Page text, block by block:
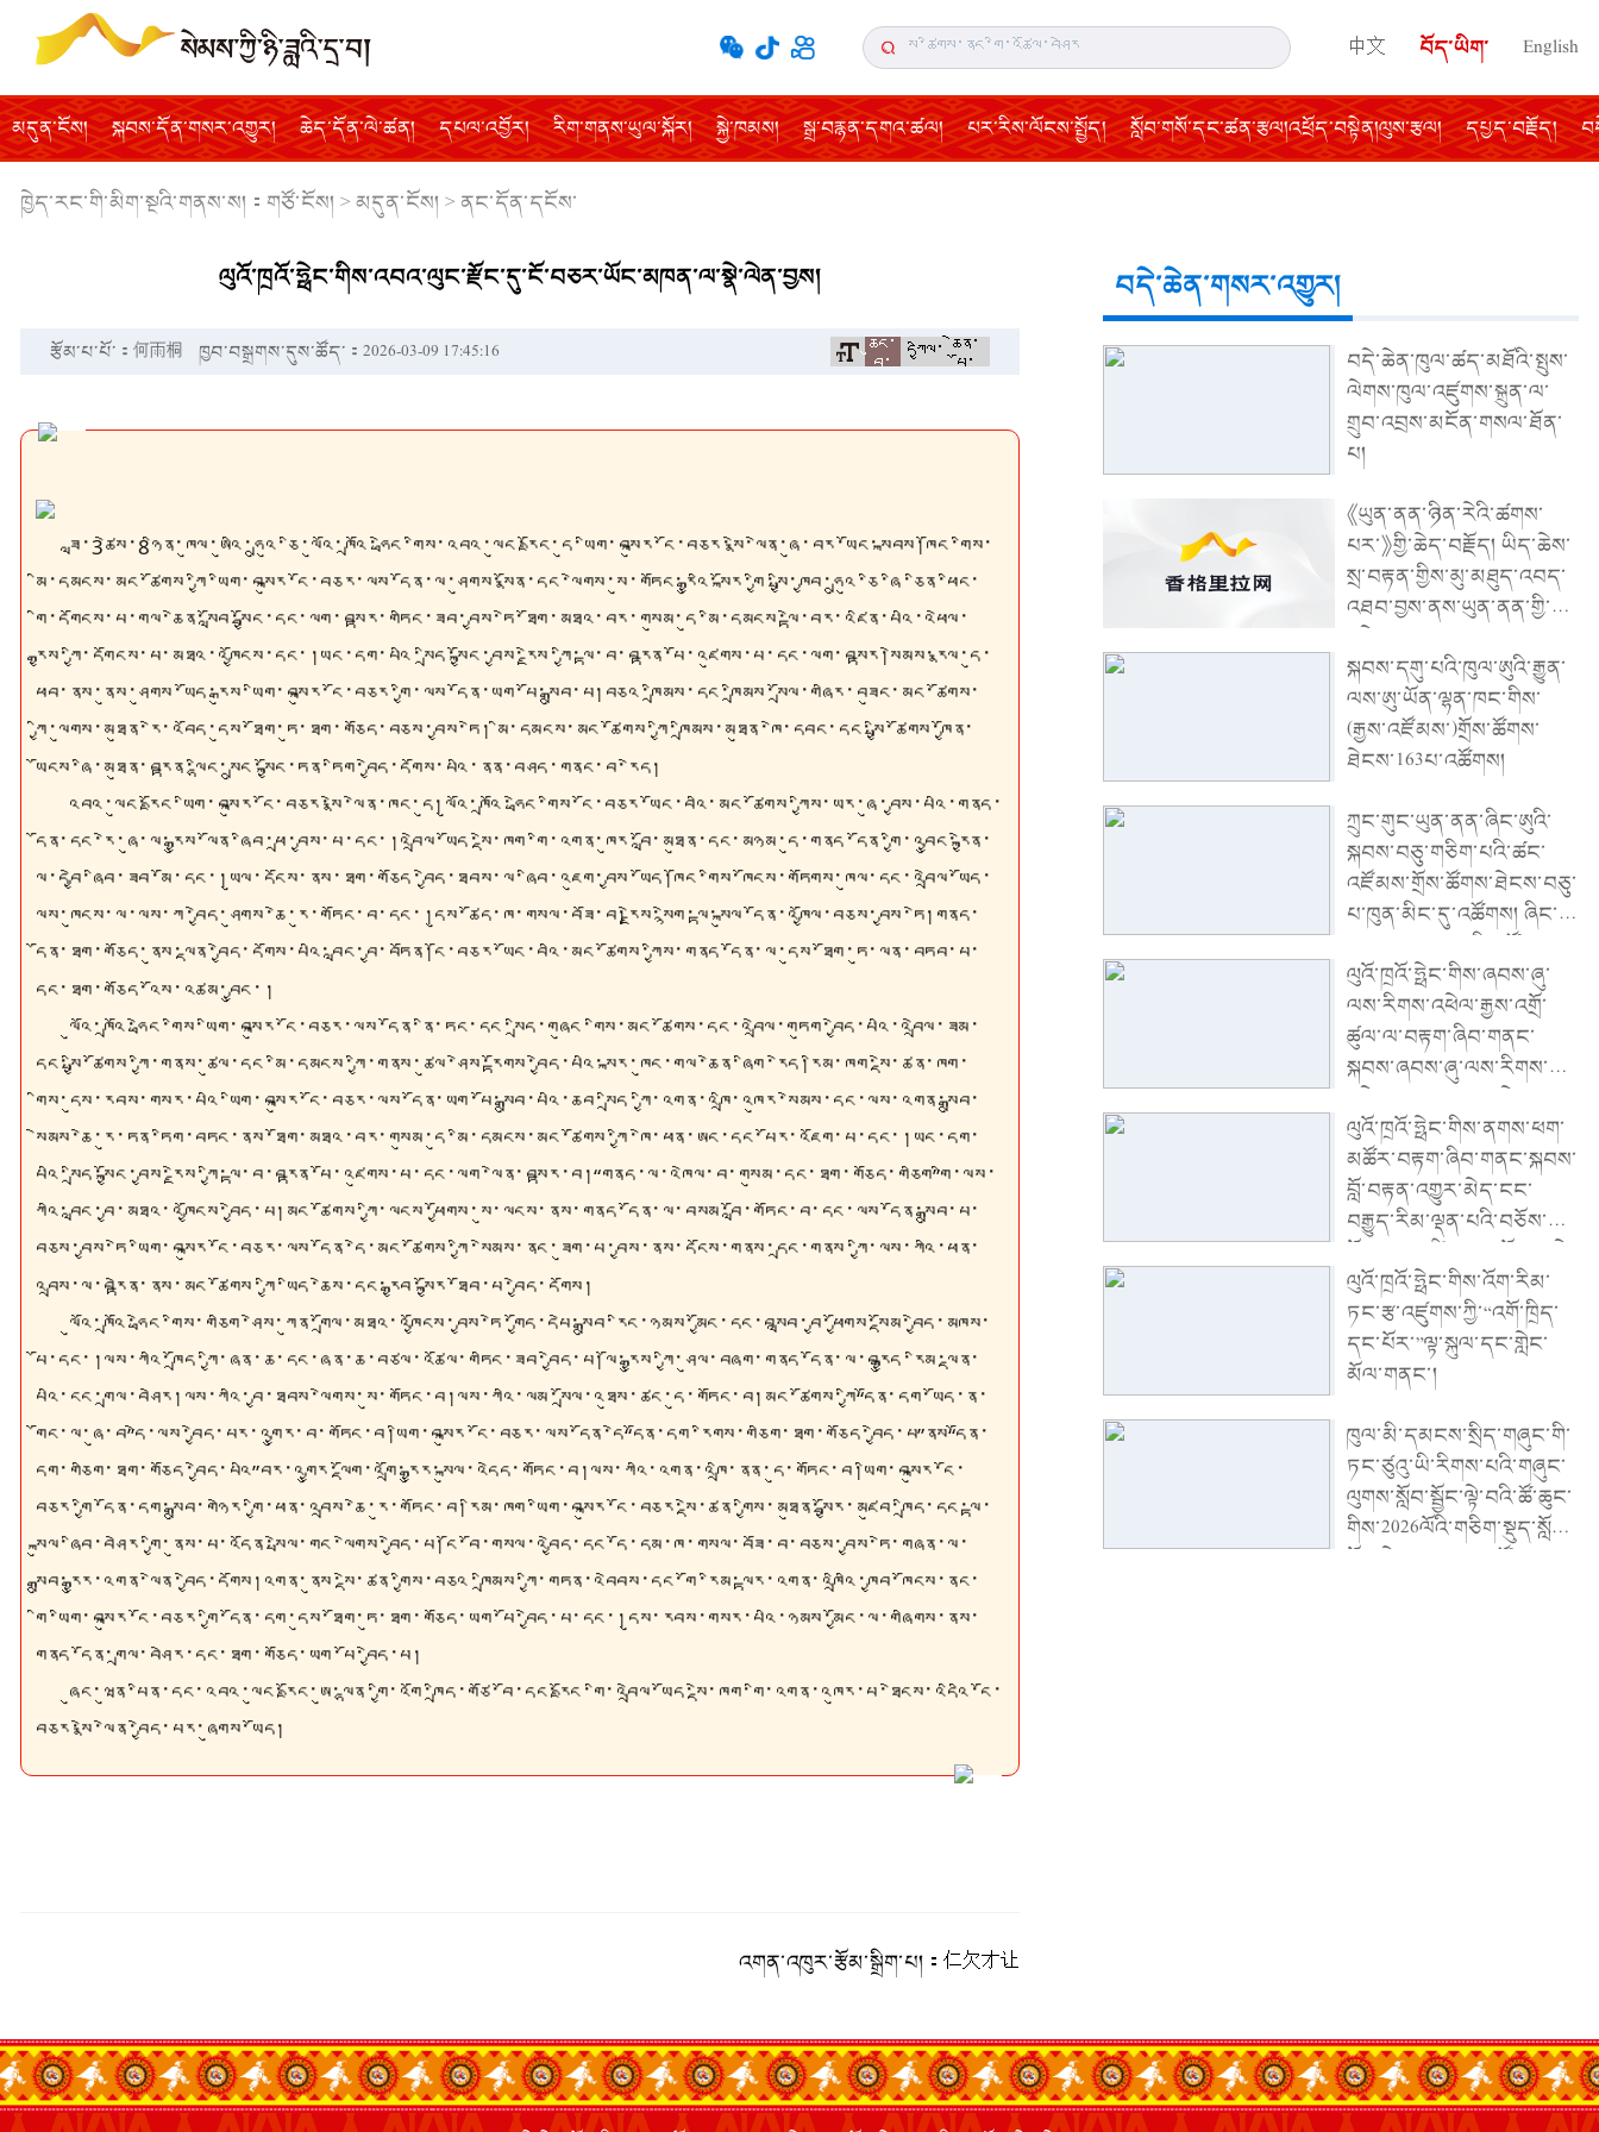
中文 བོད་ཡིག་ English
མདུན་ངོས། སྐབས་དོན་གསར་འགྱུར། ཆེད་དོན་ལེ་ཚན། དཔལ་འབྱོར། རིག་གནས་ཡུལ་སྐོར། སྐྱེ་ཁམས། སྒྲ་བརྙན་དགའ་ཚལ། པར་རིས་ལོངས་སྤྱོད། སློབ་གསོ་དང་ཚན་རྩལ།འཕྲོད་བསྟེན།ལུས་རྩལ། དཔྱད་བརྗོད།
ཁྱེད་རང་གི་མིག་སྔའི་གནས་ས།： གཙོ་ངོས། >མདུན་ངོས། > ནང་དོན་དངོས་
ལུའོ་ཁྲའོ་ཧྥེང་གིས་འབའ་ལུང་རྫོང་དུ་ངོ་བཅར་ཡོང་མཁན་ལ་སྣེ་ལེན་བྱས།
རྩོམ་པ་པོ་：何雨桐 ཁྱབ་བསྒྲགས་དུས་ཚོད་：2026-03-09 17:45:16
ཆུང་
བ་
དཀྱིལ་ ཆེན་
པོ་
ཟླ་3ཚེས་8ཉིན་ ཁུལ་ཨུའི་ཧྲུའུ་ཅི་ལུའོ་ཁྲའོ་ཧྥེང་གིས་འབའ་ལུང་རྫོང་དུ་ཡིག་བསྐུར་ངོ་བཅར་སྣེ་ལེན་ཞུ་བར་ཡོང་སྐབས།ཁོང་གིས་
མི་དམངས་མང་ཚོགས་ཀྱི་ཡིག་བསྐུར་ངོ་བཅར་ལས་དོན་ལ་ཤུགས་སྣོན་དང་ལེགས་སུ་གཏོང་རྒྱུའི་སྐོར་གྱི་སྤྱི་ཁྱབ་ཧྲུའུ་ཅི་ཞི་ཅིན་ཕིང་
གི་དགོངས་པ་གལ་ཆེན་སློབ་སྦྱོང་དང་ལག་བསྟར་གཏིང་ཟབ་བྱས་ཏེ་ཐོག་མཐའ་བར་གསུམ་དུ་མི་དམངས་ལྟེ་བར་འཛིན་པའི་འཕེལ་
རྒྱས་ཀྱི་དགོངས་པ་མཐའ་འཁྱོངས་དང་།ཡང་དག་པའི་སྲིད་སྐྱོང་བྱས་རྗེས་ཀྱི་ལྟ་བ་བརྟན་པོ་འཛུགས་པ་དང་ལག་བསྟར།སེམས་རྣལ་དུ་
ཕབ་ནས་ནུས་ཤུགས་ཡོད་རྒུས་ཡིག་བསྐུར་ངོ་བཅར་གྱི་ལས་དོན་ཡག་པོ་སྒྲུབ་པ།བཅའ་ཁྲིམས་དང་ཁྲིམས་སྲོལ་གཞིར་བཟུང་མང་ཚོགས་
ཀྱི་ལུགས་མཐུན་རེ་འབོད་དུས་ཐོག་ཏུ་ཐག་གཅོད་བཅས་བྱས་ཏེ། མི་དམངས་མང་ཚོགས་ཀྱི་ཁྲིམས་མཐུན་ཁེ་དབང་དང་སྤྱི་ཚོགས་ཁྱོན་
ཡོངས་ཞི་མཐུན་བརྟན་ལྷིང་སྲུང་སྐྱོང་ཏན་ཏིག་བྱེད་དགོས་པའི་ནན་བཤད་གནང་བ་རེད།
འབའ་ལུང་རྫོང་ཡིག་བསྐུར་ངོ་བཅར་སྣེ་ལེན་ཁང་དུ།ལུའོ་ཁྲའོ་ཧྥེང་གིས་ངོ་བཅར་ཡོང་བའི་མང་ཚོགས་ཀྱིས་ཡར་ཞུ་བྱས་པའི་གནད་
དོན་དང་རེ་ཞུ་ལ་རྒྱུས་ལོན་ཞིབ་ཕྲ་བྱས་པ་དང་།འབྲེལ་ཡོད་སྡེ་ཁག་གི་འགན་ཁུར་བློ་མཐུན་དང་མཉམ་དུ་གནད་དོན་གྱི་འབྱུང་རྐྱེན་
ལ་དབྱེ་ཞིབ་ཟབ་མོ་དང་།ཡུལ་དངོས་ནས་ཐག་གཅོད་བྱེད་ཐབས་ལ་ཞིབ་འཇུག་བྱས་ཡོད།ཁོང་གིས་ཁོངས་གཏོགས་ཁུལ་དང་འབྲེལ་ཡོད་
ལས་ཁུངས་ལ་ལས་ཀ་བྱེད་ཤུགས་ཆེ་རུ་གཏོང་བ་དང་།དུས་ཚོད་ཁ་གསལ་བཟོ་བ།རྗེས་སྙེག་ལྟ་སྐུལ་དོན་འཁྱོལ་བཅས་བྱས་ཏེ།གནད་
དོན་ཐག་གཅོད་ནུས་ལྡན་བྱེད་དགོས་པའི་བླང་བྱ་བཏོན།ངོ་བཅར་ཡོང་བའི་མང་ཚོགས་ཀྱིས་གནད་དོན་ལ་དུས་ཐོག་ཏུ་ལན་བཏབ་པ་
དང་ཐག་གཅོད་འོས་འཚམ་བྱུང་།
ལུའོ་ཁྲའོ་ཧྥེང་གིས་ཡིག་བསྐུར་ངོ་བཅར་ལས་དོན་ནི་ཏང་དང་སྲིད་གཞུང་གིས་མང་ཚོགས་དང་འབྲེལ་གཏུག་བྱེད་པའི་འབྲེལ་ཟམ་
དང་སྤྱི་ཚོགས་ཀྱི་གནས་ཚུལ་དང་མི་དམངས་ཀྱི་གནས་ཚུལ་ཤེས་རྟོགས་བྱེད་པའི་སྐར་ཁུང་གལ་ཆེན་ཞིག་རེད།རིམ་ཁག་སྡེ་ཚན་ཁག་
གིས་དུས་རབས་གསར་པའི་ཡིག་བསྐུར་ངོ་བཅར་ལས་དོན་ཡག་པོ་སྒྲུབ་པའི་ཆབ་སྲིད་ཀྱི་འགན་འཁྲི་འཁུར་སེམས་དང་ལས་འགན་སྒྲུབ་
སེམས་ཆེ་རུ་ཏན་ཏིག་བཏང་ནས་ཐོག་མཐའ་བར་གསུམ་དུ་མི་དམངས་མང་ཚོགས་ཀྱི་ཁེ་ཕན་ཨང་དང་པོར་འཇོག་པ་དང་།ཡང་དག་
པའི་སྲིད་སྐྱོང་བྱས་རྗེས་ཀྱི་ལྟ་བ་བརྟན་པོ་འཛུགས་པ་དང་ལག་ལེན་བསྟར་བ།“གནད་ལ་འཁེལ་བ་གསུམ་དང་ཐག་གཅོད་གཅིག”གི་ལས་
ཀའི་བླང་བྱ་མཐའ་འཁྱོངས་བྱེད་པ།མང་ཚོགས་ཀྱི་ལངས་ཕྱོགས་སུ་ལངས་ནས་གནད་དོན་ལ་བསམ་བློ་གཏོང་བ་དང་ལས་དོན་སྒྲུབ་པ་
བཅས་བྱས་ཏེ་ཡིག་བསྐུར་ངོ་བཅར་ལས་དོན་དེ་མང་ཚོགས་ཀྱི་སེམས་ནང་ཟུག་པ་བྱས་ནས་དངོས་གནས་དྲང་གནས་ཀྱི་ལས་ཀའི་ཕན་
འབྲས་ལ་བརྟེན་ནས་མང་ཚོགས་ཀྱི་ཡིད་ཆེས་དང་རྒྱབ་སྐྱོར་ཐོབ་པ་བྱེད་དགོས།
ལུའོ་ཁྲའོ་ཧྥེང་གིས་གཅིག་ཤེས་ཀུན་གྲོལ་མཐའ་འཁྱོངས་བྱས་ཏེ་གྱོད་དཔེ་སྒྲུབ་རིང་ཉམས་མྱོང་དང་བསླབ་བྱ་ཕྱོགས་སྡོམ་བྱེད་མཁས་
པོ་དང་།ལས་ཀའི་ཁྲོད་ཀྱི་ཞན་ཆ་དང་ཞན་ཆ་བཙལ་འཚོལ་གཏིང་ཟབ་བྱེད་པ།ལོ་རྒྱུས་ཀྱི་ཤུལ་བཞག་གནད་དོན་ལ་བརྒྱུད་རིམ་ལྡན་
པའི་ངང་གྲལ་བཤེར།ལས་ཀའི་བྱ་ཐབས་ལེགས་སུ་གཏོང་བ།ལས་ཀའི་ལམ་སྲོལ་འཐུས་ཚང་དུ་གཏོང་བ།མང་ཚོགས་ཀྱི“དོན་དག་ཡོད་ན་
གོང་ལ་ཞུ་བ”དེ་ལས་བྱེད་པར་འགྱུར་བ་གཏོང་བ།ཡིག་བསྐུར་ངོ་བཅར་ལས་དོན་དེ“དོན་དག་རིགས་གཅིག་ཐག་གཅོད་བྱེད་པ”ནས“དོན་
དག་གཅིག་ཐག་གཅོད་བྱེད་པའི”བར་འགྱུར་ལྡོག་འགྲོ་རྒྱུར་སྐུལ་འདེད་གཏོང་བ།ལས་ཀའི་འགན་འཁྲི་ནན་དུ་གཏོང་བ།ཡིག་བསྐུར་ངོ་
བཅར་གྱི་དོན་དག་སྒྲུབ་གཉེར་གྱི་ཕན་འབྲས་ཆེ་རུ་གཏོང་བ།རིམ་ཁག་ཡིག་བསྐུར་ངོ་བཅར་སྡེ་ཚན་གྱིས་མཐུན་སྦྱོར་མཛུབ་ཁྲིད་དང་ལྟ་
སྐུལ་ཞིབ་བཤེར་གྱི་ནུས་པ་འདོན་སྤེལ་གང་ལེགས་བྱེད་པ།ངོ་བོ་གསལ་འབྱེད་དང་དོ་དམ་ཁ་གསལ་བཟོ་བ་བཅས་བྱས་ཏེ་གཞན་ལ་
སྒྲུབ་རྒྱུར་འགན་ལེན་བྱེད་དགོས།འགན་ནུས་སྡེ་ཚན་གྱིས་བཅའ་ཁྲིམས་ཀྱི་གཏན་འབེབས་དང་གོ་རིམ་ལྟར་འགན་འཁྲིའི་ཁྱབ་ཁོངས་ནང་
གི་ཡིག་བསྐུར་ངོ་བཅར་གྱི་དོན་དག་དུས་ཐོག་ཏུ་ཐག་གཅོད་ཡག་པོ་བྱེད་པ་དང་།དུས་རབས་གསར་པའི་ཉམས་མྱོང་ལ་གཞིགས་ནས་
གནད་དོན་གྲལ་བཤེར་དང་ཐག་གཅོད་ཡག་པོ་བྱེད་པ།
ཞུང་ཝུན་པིན་དང་འབའ་ལུང་རྫོང་ཨུ་ལྷན་གྱི་འགོ་ཁྲིད་གཙོ་བོ་དང་རྫོང་གི་འབྲེལ་ཡོད་སྡེ་ཁག་གི་འགན་འཁུར་པ་ཐེངས་འདིའི་ངོ་
བཅར་སྣེ་ལེན་བྱེད་པར་ཞུགས་ཡོད།
འགན་འཁུར་རྩོམ་སྒྲིག་པ།： 仁欠才让
བདེ་ཆེན་གསར་འགྱུར།
བདེ་ཆེན་ཁུལ་ཚད་མཐོའི་སྤུས་
ལེགས་ཁུལ་འཛུགས་སྐྲུན་ལ་
གྲུབ་འབྲས་མངོན་གསལ་ཐོན་
པ།
《ཡུན་ནན་ཉིན་རེའི་ཚགས་
པར་》གྱི་ཆེད་བརྗོད། ཡིད་ཆེས་
སྲ་བརྟན་གྱིས་མུ་མཐུད་འབད་
འཐབ་བྱས་ནས་ཡུན་ནན་གྱི་
འཕེལ་རྒྱས་རྣམ་པ་གསར་པ་
གཏོད།
སྐབས་དགུ་པའི་ཁུལ་ཨུའི་རྒྱུན་
ལས་ཨུ་ཡོན་ལྷན་ཁང་གིས་
(རྒྱས་འཛོམས་)གྲོས་ཚོགས་
ཐེངས་163པ་འཚོགས།
ཀྲུང་གུང་ཡུན་ནན་ཞིང་ཨུའི་
སྐབས་བཅུ་གཅིག་པའི་ཚང་
འཛོམས་གྲོས་ཚོགས་ཐེངས་བཅུ་
པ་ཁུན་མིང་དུ་འཚོགས། ཞིང་ཨུ་
རྒྱུན་ལས་ཨུ་ལྷན་གྱིས་ཚོགས་
འདུ་གཙོ་སྐྱོང་གནང་། ཞིང་ཨུའི་
ཧྲུའུ་ཅི་ཝང་ཉིང་གིས་གསུང་
བཤད་གནང་།
ལུའོ་ཁྲའོ་ཧྥེང་གིས་ཞབས་ཞུ་
ལས་རིགས་འཕེལ་རྒྱས་འགྲོ་
ཚུལ་ལ་བརྟག་ཞིབ་གནང་
སྐབས་ཞབས་ཞུ་ལས་རིགས་ཀྱི་
འཕེལ་རྒྱས་ལ་ཤུགས་ཆེན་
གཏོང་ནས་ཁུལ་ཡོངས་ཀྱི་
དཔལ་འབྱོར་སྤུས་ཚད་མཐོ་
བའི་འཕེལ་རྒྱས་འགྲོ་རྒྱུར་སྐུལ་
འདེད་གཏོང་དགོས་ཞེས་ནན་
བཤད་གནང་།
ལུའོ་ཁྲའོ་ཧྥེང་གིས་ནགས་ཕག་
མཚོར་བརྟག་ཞིབ་གནང་སྐབས་
བློ་བརྟན་འགྱུར་མེད་ངང་
བརྒྱུད་རིམ་ལྡན་པའི་བཅོས་
སྐྱོང་དམ་འཛིན་ནན་པོ་བྱས་ཏེ་
ནུས་ཤུགས་ཡོད་རྒུས་ས་མཐོའི་
འདམ་ར་ལ་སྲུང་སྐྱོང་བྱེད་
དགོས་ཞེས་ནན་བཤད་གནང་།
ལུའོ་ཁྲའོ་ཧྥེང་གིས་འོག་རིམ་
ཏང་རྩ་འཛུགས་ཀྱི་“འགོ་ཁྲིད་
དང་པོར་”ལྟ་སྐུལ་དང་གླེང་
མོལ་གནང་།
ཁུལ་མི་དམངས་སྲིད་གཞུང་གི་
ཏང་ཙུའུ་ཡི་རིགས་པའི་གཞུང་
ལུགས་སློབ་སྦྱོང་ལྟེ་བའི་ཚོ་ཆུང་
གིས་2026ལོའི་གཅིག་སྡུད་སློབ་
སྦྱོང་ཐེངས་དྲུག་པ་འཚོགས།